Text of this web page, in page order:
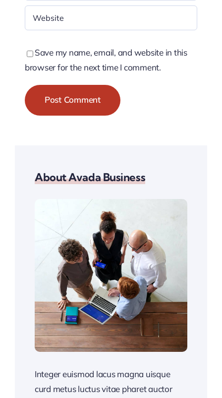
Save my name, email, and website in this
browser for the next time I comment.
About Avada Business
Integer euismod lacus magna uisque
curd metus luctus vitae pharet auctor